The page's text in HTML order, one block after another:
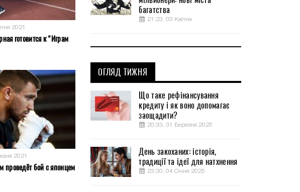
2021
готовится к "Играм
2021
проведёт бой с японцем
багатства
21:23, 03 Квітня
ОГЛЯД ТИЖНЯ
Що таке рефінансування
кредиту і як воно допомагає
заощадити?
20:33, 31 Березня 2025
День закоханих: історія,
традиції та ідеї для натхнення
23:30, 04 Січня 2025